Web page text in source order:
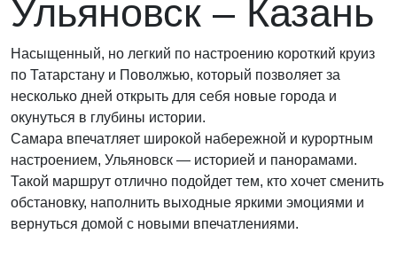
Ульяновск – Казань
Насыщенный, но легкий по настроению короткий круиз
по Татарстану и Поволжью, который позволяет за
несколько дней открыть для себя новые города и
окунуться в глубины истории.
Самара впечатляет широкой набережной и курортным
настроением, Ульяновск — историей и панорамами.
Такой маршрут отлично подойдет тем, кто хочет сменить
обстановку, наполнить выходные яркими эмоциями и
вернуться домой с новыми впечатлениями.